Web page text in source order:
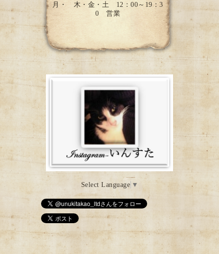
月・ 木・金・土 12：00～19：3
0 営業
Select Language ▼